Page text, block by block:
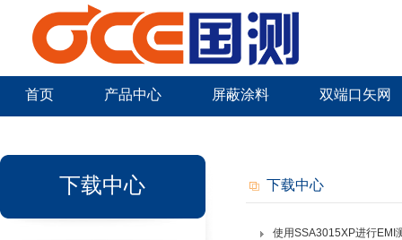
首页 产品中心 屏蔽涂料 双端口矢网
下载中心 下载中心
使用SSA3015XP进行EMI